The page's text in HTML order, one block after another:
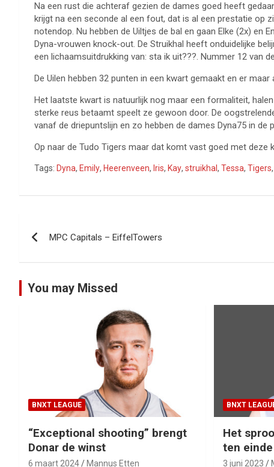
Na een rust die achteraf gezien de dames goed heeft
krijgt na een seconde al een fout, dat is al een prestatie op
notendop. Nu hebben de Uiltjes de bal en gaan Elke (2x) en
Dyna-vrouwen knock-out. De Struikhal heeft onduidelijke
een lichaamsuitdrukking van: sta ik uit???. Nummer 12 van
De Uilen hebben 32 punten in een kwart gemaakt en er
Het laatste kwart is natuurlijk nog maar een formaliteit,
sterke reus betaamt speelt ze gewoon door. De
vanaf de driepuntslijn en zo hebben de dames Dyna75 in
Op naar de Tudo Tigers maar dat komt vast goed met deze
Tags: Dyna, Emily, Heerenveen, Iris, Kay, struikhal , Tessa, Tigers,
navigatie
MPC Capitals – EiffelTowers
You may Missed
BNXT LEAGUE
“Exceptional shooting” brengt
Donar de winst
6 maart 2024 Mannus Etten
BNXT
Het
ten einde
3 juni 2023